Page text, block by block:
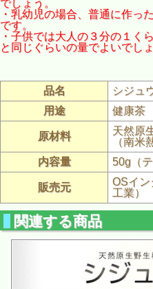
でしょう。
・乳幼児の場合、普通に作っ
です。
・子供では大人の３分の１く
と同じぐらいの量でよいでし
品名
シジュ
用途
健康茶
原材料
天然原
（南米
内容量
50g（
販売元
OSイン
工業）
関連する商品